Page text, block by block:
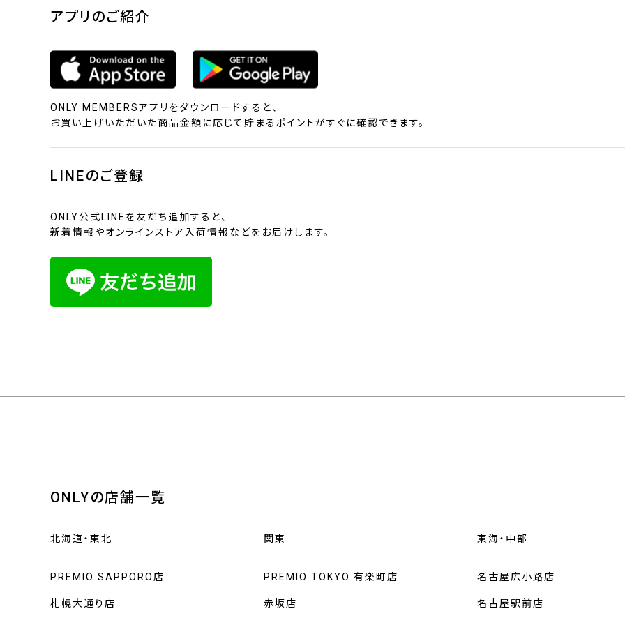
アプリのご紹介
ONLY MEMBERSアプリをダウンロードすると、
お買い上げいただいた商品金額に応じて貯まるポイントがすぐに確認できます。
LINEのご登録
ONLY公式LINEを友だち追加すると、
新着情報やオンラインストア入荷情報などをお届けします。
ONLYの店舗一覧
北海道・東北
PREMIO SAPPORO店
札幌大通り店
関東
PREMIO TOKYO 有楽町店
赤坂店
東海・中部
名古屋広小路店
名古屋駅前店